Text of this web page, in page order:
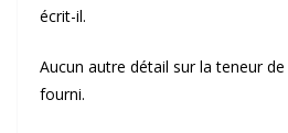
écrit-il.
Aucun autre détail sur la teneur
fourni.